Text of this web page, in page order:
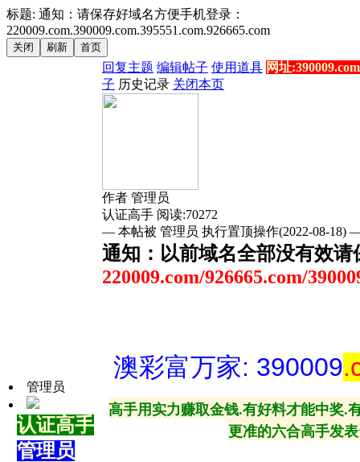
标题: 通知：请保存好域名方便手机登录：
220009.com.390009.com.395551.com.926665.com
管理员
认证高手
管理员
回复主题 编辑帖子 使用道具 网址:390009.com
子 历史记录 关闭本页
作者 管理员
认证高手 阅读:70272
— 本帖被 管理员 执行置顶操作(2022-08-18)
通知：以前域名全部没有效请
220009.com/926665.com/
澳彩富万家: 390009
高手用实力赚取金钱.有好料才能中奖.
更准的六合高手发